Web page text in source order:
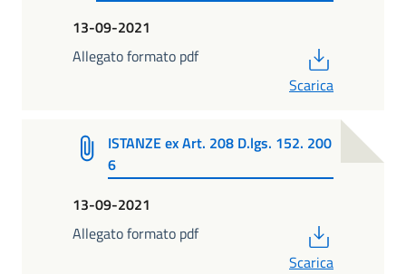
13-09-2021
Allegato formato pdf
Scarica
ISTANZE ex Art. 208 D.lgs. 152. 200
6
13-09-2021
Allegato formato pdf
Scarica